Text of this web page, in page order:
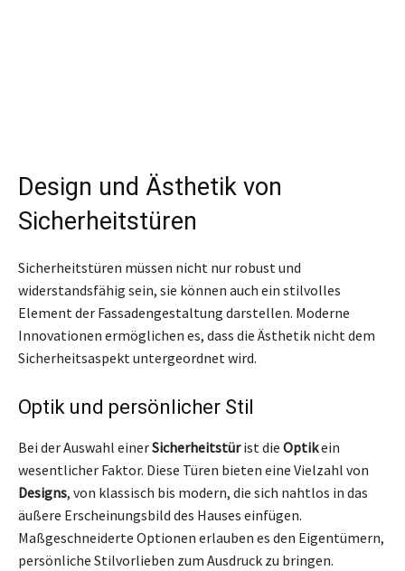
Design und Ästhetik von
Sicherheitstüren
Sicherheitstüren müssen nicht nur robust und
widerstandsfähig sein, sie können auch ein stilvolles
Element der Fassadengestaltung darstellen. Moderne
Innovationen ermöglichen es, dass die Ästhetik nicht dem
Sicherheitsaspekt untergeordnet wird.
Optik und persönlicher Stil
Bei der Auswahl einerSicherheitstürist die Optikein
wesentlicher Faktor. Diese Türen bieten eine Vielzahl von
Designs, von klassisch bis modern, die sich nahtlos in das
äußere Erscheinungsbild des Hauses einfügen.
Maßgeschneiderte Optionen erlauben es den Eigentümern,
persönliche Stilvorlieben zum Ausdruck zu bringen.